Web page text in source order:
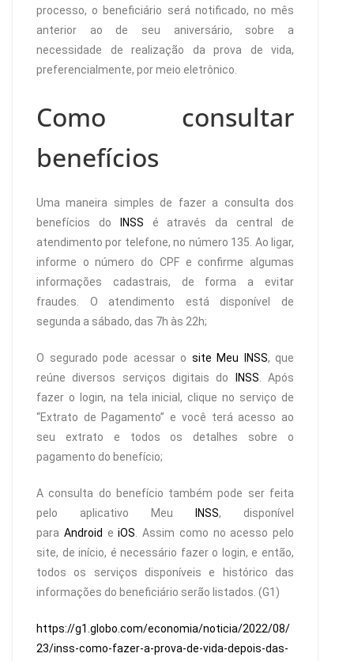
processo, o beneficiário será notificado, no mês
anterior ao de seu aniversário, sobre a
necessidade de realização da prova de vida,
preferencialmente, por meio eletrônico.
Como consultar
benefícios
Uma maneira simples de fazer a consulta dos
benefícios do
INSS é através da central de
atendimento por telefone, no número 135. Ao ligar,
informe o número do CPF e confirme algumas
informações cadastrais, de forma a evitar
fraudes. O atendimento está disponível de
segunda a sábado, das 7h às 22h;
O segurado pode acessar o site Meu INSS, que
reúne diversos serviços digitais do
INSS . Após
fazer o login, na tela inicial, clique no serviço de
“Extrato de Pagamento” e você terá acesso ao
seu extrato e todos os detalhes sobre o
pagamento do benefício;
A consulta do benefício também pode ser feita
pelo aplicativo Meu
INSS, disponível
para Android eiOS . Assim como no acesso pelo
site, de início, é necessário fazer o login, e então,
todos os serviços disponíveis e histórico das
informações do beneficiário serão listados. (G1)
https://g1.globo.com/economia/noticia/2022/08/
23/inss-como-fazer-a-prova-de-vida-depois-das-